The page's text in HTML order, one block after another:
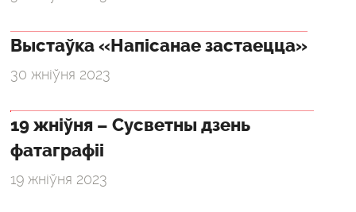
Выстаўка «Напісанае застаецца»
30 жніўня 2023
19 жніўня – Сусветны дзень
фатаграфіі
19 жніўня 2023